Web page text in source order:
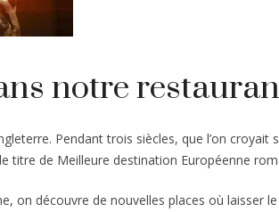
notre
Pendant trois siècles, que l’on croyait
titre de Meilleure destination Européenne
on découvre de nouvelles places où laisser